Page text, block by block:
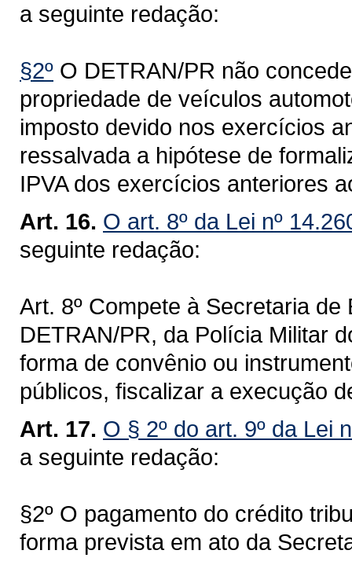
a seguinte redação:
§2º O DETRAN/PR não
propriedade de veículos
imposto devido nos exercícios
ressalvada a hipótese de
IPVA dos exercícios anteriores
Art. 16. O art. 8º da Lei nº
seguinte redação:
Art. 8º Compete à Secretaria
DETRAN/PR, da Polícia Militar
forma de convênio ou
públicos, fiscalizar a execução
Art. 17. O § 2º do art. 9º da Lei
a seguinte redação:
§2º O pagamento do crédito
forma prevista em ato da